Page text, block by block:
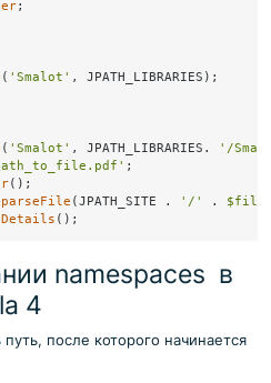
;
( 'Smalot' , JPATH_LIBRARIES);
( 'Smalot' , JPATH_LIBRARIES.
'/
parseFile (JPATH_SITE . '/' .
namespaces в
4
после которого начинается